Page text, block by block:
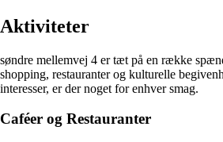
Aktiviteter
søndre mellemvej 4 er tæt på en række
shopping, restauranter og kulturelle
interesser, er der noget for enhver smag.
Caféer og Restauranter